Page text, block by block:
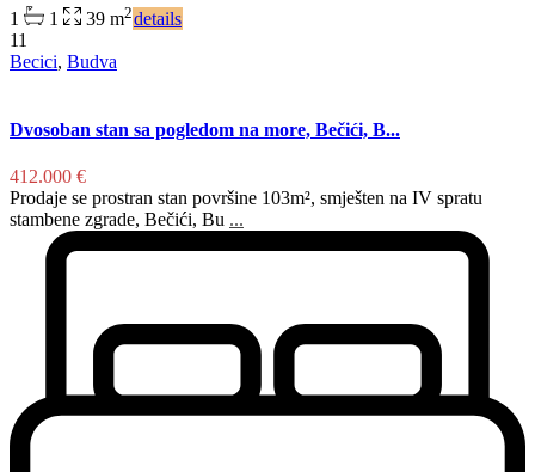
1 1 39 m2details
11
Becici, Budva
Dvosoban stan sa pogledom na more, Bečići, B...
412.000 €
Prodaje se prostran stan površine 103m², smješten na IV spratu
stambene zgrade, Bečići, Bu ...